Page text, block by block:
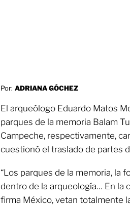
Por: ADRIANA GÓCHEZ
El arqueólogo Eduardo Matos
parques de la memoria Balam
Campeche, respectivamente,
cuestionó el traslado de partes
“Los parques de la memoria, la
dentro de la arqueología… En la
firma México, vetan totalmente